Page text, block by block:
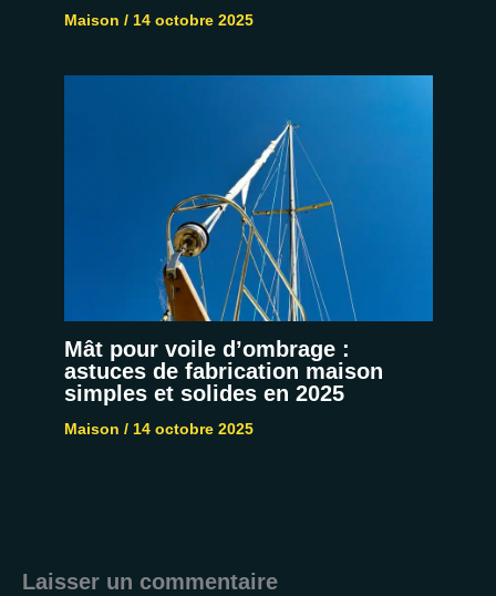
Maison / 14 octobre 2025
Mât pour voile d’ombrage :
astuces de fabrication maison
simples et solides en 2025
Maison / 14 octobre 2025
Laisser un commentaire